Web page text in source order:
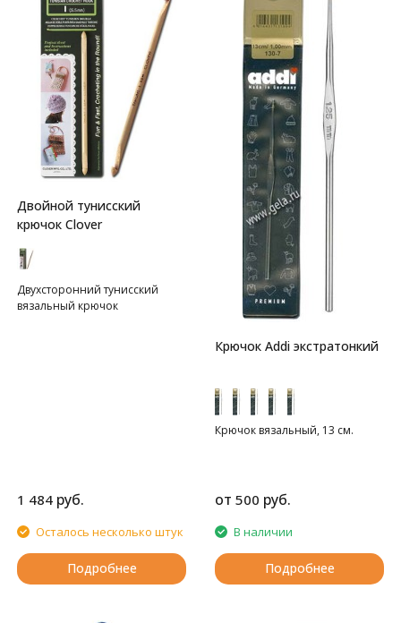
Двойной тунисский
крючок Clover
Двухсторонний тунисский
вязальный крючок
1 484 руб.
Осталось несколько штук
Подробнее
Крючок Addi экстратонкий
Крючок вязальный, 13 см.
от 500 руб.
В наличии
Подробнее